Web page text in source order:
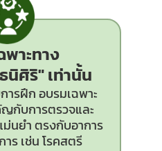
พาะทาง
นิศิริ"เท่านั้น
ารฝึก อบรมเฉพาะ
ญกับการตรวจและ
นยำ ตรงกับอาการ
ร เช่น โรคสตรี